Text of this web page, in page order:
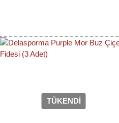
TÜKENDİ